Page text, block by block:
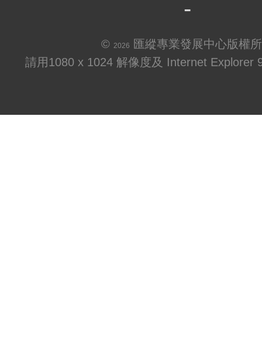
© 2026
匯縱專業發展中心版權
請用1080 x 1024 解像度及 Internet Explorer